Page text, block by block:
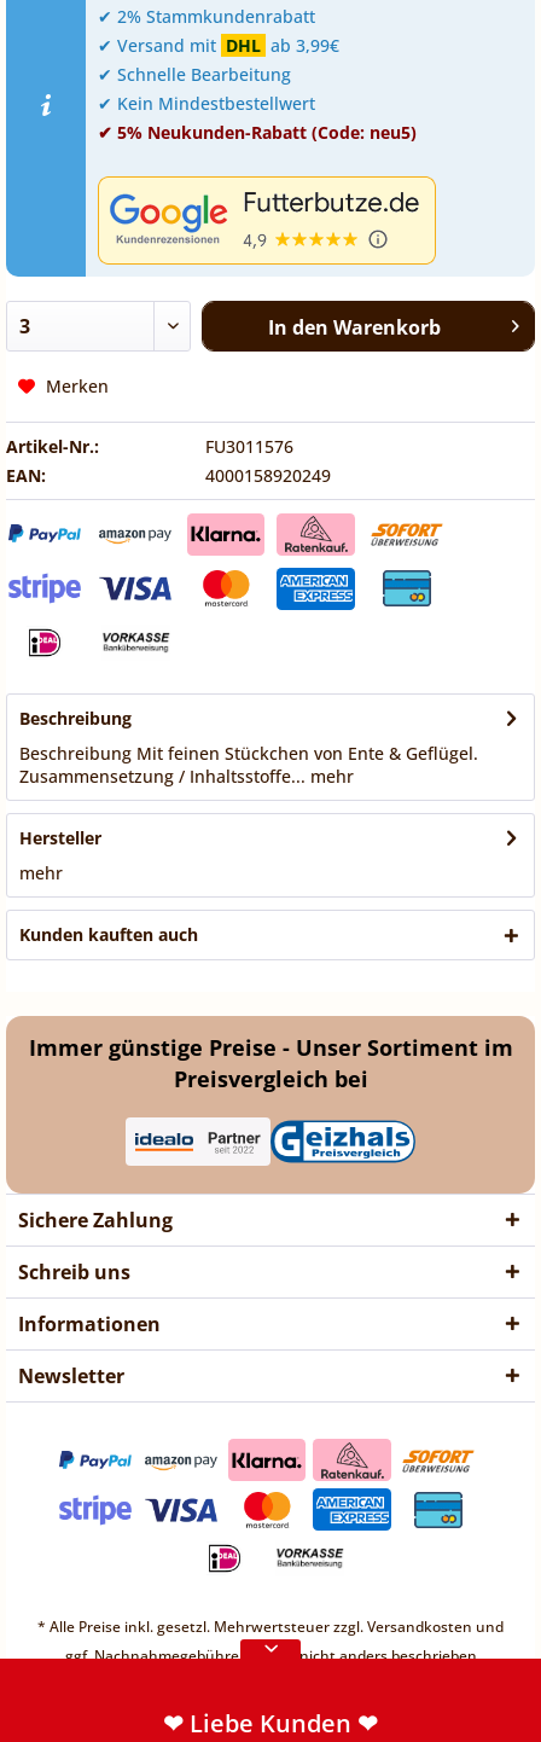
Vorübergehend sind keine
Bestellungen möglich.
❤ Liebe Kunden ❤
✔ 2% Stammkundenrabatt
✔ Versand mit DHL ab 3,99€
✔ Schnelle Bearbeitung
✔ Kein Mindestbestellwert
✔ 5% Neukunden-Rabatt (Code: neu5)
In den Warenkorb
Merken
Artikel-Nr.:
FU3011576
EAN:
4000158920249
Beschreibung
Beschreibung Mit feinen Stückchen von Ente & Geflügel.
Zusammensetzung / Inhaltsstoffe... mehr
Hersteller
mehr
Kunden kauften auch
Immer günstige Preise - Unser Sortiment im
Preisvergleich bei
Sichere Zahlung
Schreib uns
Informationen
Newsletter
* Alle Preise inkl. gesetzl. Mehrwertsteuer zzgl.Versandkosten und
ggf. Nachnahmegebühren, wenn nicht anders beschrieben
Mindermengenzuschlag von 2,49€